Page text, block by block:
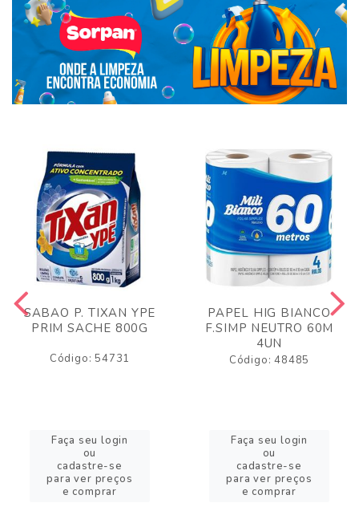
SABAO P. TIXAN YPE
PRIM SACHE 800G
Código: 54731
Faça seu login
ou
cadastre-se
para ver preços
e comprar
PAPEL HIG BIANCO
F.SIMP NEUTRO 60M
4UN
Código: 48485
Faça seu login
ou
cadastre-se
para ver preços
e comprar